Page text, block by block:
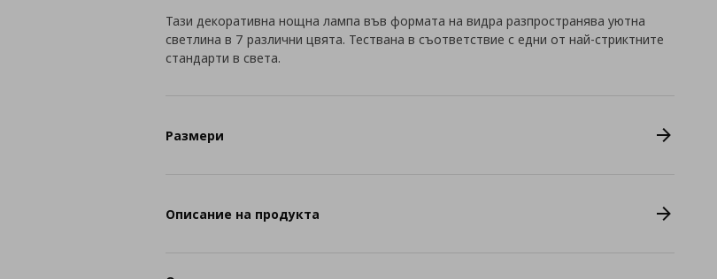
Тази декоративна нощна лампа във формата на видра разпространява уютна
светлина в 7 различни цвята. Тествана в съответствие с едни от най-стриктните
стандарти в света.
Размери
Описание на продукта